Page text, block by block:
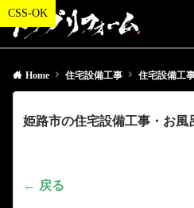
Home 住宅設備工事 住宅設備工
姫路市の住宅設備工事・お
← 戻る